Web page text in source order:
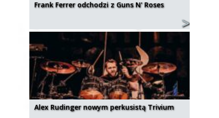
Frank Ferrer odchodzi z Guns N' Roses
Alex Rudinger nowym perkusistą Trivium